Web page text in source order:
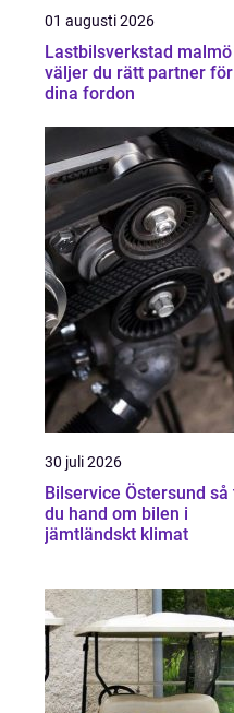
01 augusti 2026
Lastbilsverkstad malmö så
väljer du rätt partner för
dina fordon
30 juli 2026
Bilservice Östersund så tar
du hand om bilen i
jämtländskt klimat